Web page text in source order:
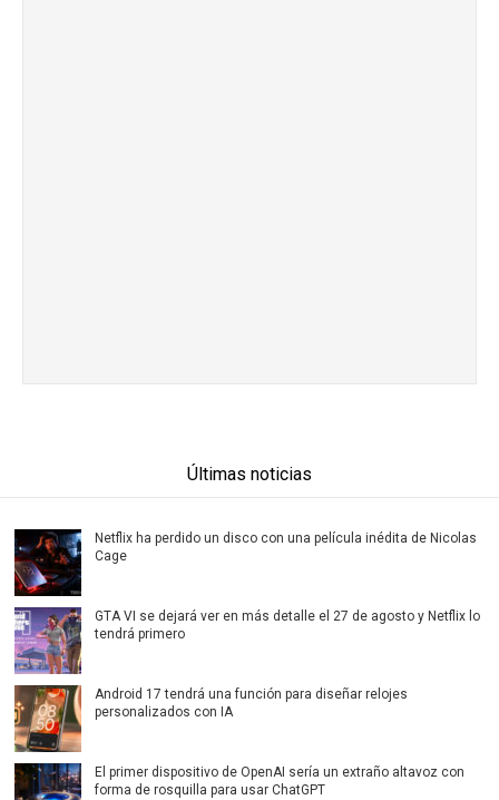
Últimas noticias
Netflix ha perdido un disco con una película inédita de Nicolas
Cage
GTA VI se dejará ver en más detalle el 27 de agosto y Netflix lo
tendrá primero
Android 17 tendrá una función para diseñar relojes
personalizados con IA
El primer dispositivo de OpenAI sería un extraño altavoz con
forma de rosquilla para usar ChatGPT